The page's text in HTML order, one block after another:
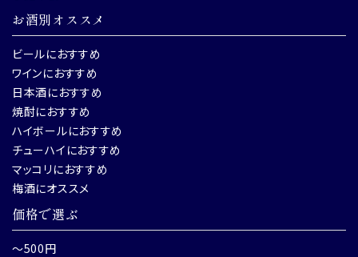
お酒別オススメ
ビールにおすすめ
ワインにおすすめ
日本酒におすすめ
焼酎におすすめ
ハイボールにおすすめ
チューハイにおすすめ
マッコリにおすすめ
梅酒にオススメ
価格で選ぶ
～500円